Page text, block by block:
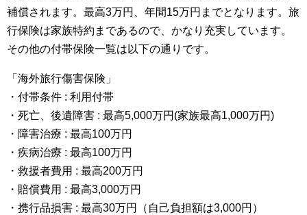
補償されます。最高3万円、年間15万円までとなります。旅
行保険は家族特約まであるので、かなり充実しています。
その他の付帯保険一覧は以下の通りです。
「海外旅行傷害保険」
・付帯条件 : 利用付帯
・死亡、後遺障害 : 最高5,000万円(家族最高1,000万円)
・障害治療 : 最高100万円
・疾病治療 : 最高100万円
・救援者費用 : 最高200万円
・賠償費用 : 最高3,000万円
・携行品損害 : 最高30万円（自己負担額は3,000円）